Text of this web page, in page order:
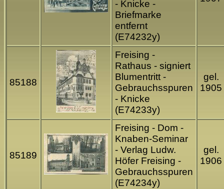
- Knicke -
Briefmarke
entfernt
(E74232y)
85188
Freising -
Rathaus - signiert
Blumentritt -
Gebrauchsspuren
- Knicke
(E74233y)
gel.
1905
85189
Freising - Dom -
Knaben-Seminar
- Verlag Ludw.
Höfer Freising -
Gebrauchsspuren
(E74234y)
gel.
1906